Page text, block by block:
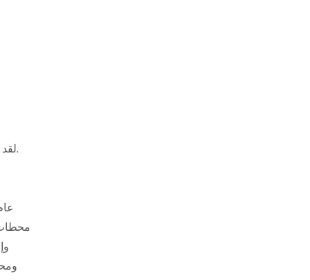
4. لقد حظينا بالاعتراف المستمر كـ "مؤسسة وطنية لرضا العملاء" من قبل جمعية إدارة الجودة الصينية، ونقدم للعملاء خدمات مضمونة.